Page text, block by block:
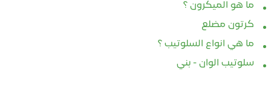
ما هو الميكرون ؟
كرتون مضلع
ما هي انواع السلوتيب ؟
سلوتيب الوان - بني